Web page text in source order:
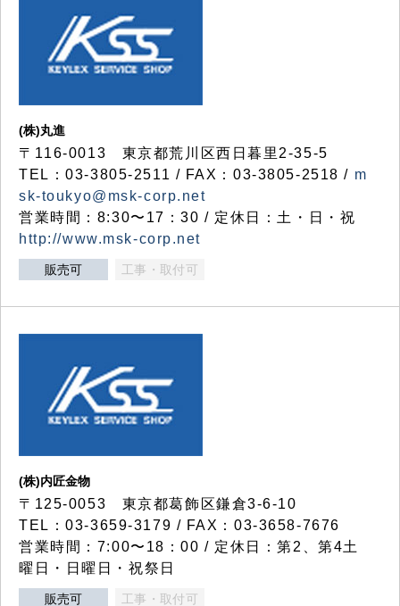
(株)丸進
〒116-0013 東京都荒川区西日暮里2-35-5
TEL：03-3805-2511 / FAX：03-3805-2518 / m
sk-toukyo@msk-corp.net
営業時間：8:30〜17：30 / 定休日：土・日・祝
http://www.msk-corp.net
販売可 工事・取付可
(株)内匠金物
〒125-0053 東京都葛飾区鎌倉3-6-10
TEL：03-3659-3179 / FAX：03-3658-7676
営業時間：7:00〜18：00 / 定休日：第2、第4土
曜日・日曜日・祝祭日
販売可 工事・取付可